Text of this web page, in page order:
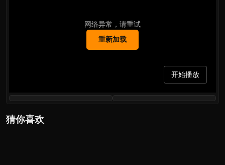
网络异常，请重试
重新加载
开始播放
猜你喜欢